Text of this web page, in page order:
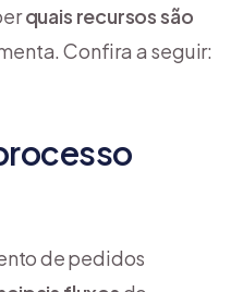
quais recursos são
Confira a seguir:
de pedidos